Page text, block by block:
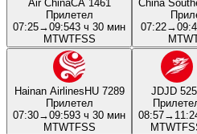
Air ChinaCA 1461
Прилетел
07:25→09:543 ч 30 мин
MTWTFSS
China
07:22→
MTW
Hainan AirlinesHU 7289
Прилетел
07:30→09:593 ч 30 мин
MTWTFSS
JDJD
08:57→
MTWTFS